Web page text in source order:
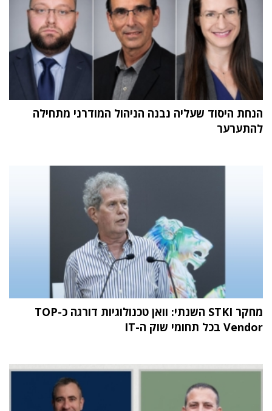
הנחת היסוד שעליה נבנה הניהול המודרני מתחילה
להתערער
מחקר STKI השנתי: וואן טכנולוגיות דורגה כ-TOP
Vendor בכל תחומי שוק ה-IT